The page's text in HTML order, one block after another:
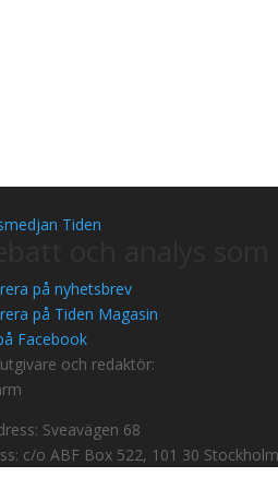
på nyhetsbrev
på Tiden Magasin
Facebook
och redaktör:
Sveavägen 68
c/o ABF Box 522, 101 30 Stockholm